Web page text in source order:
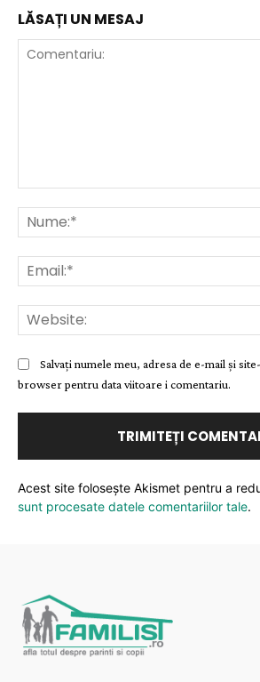
LĂSAȚI UN MESAJ
Salvați numele meu, adresa de e-mail și
browser pentru data viitoare i comentariu.
Acest site folosește Akismet pentru a
sunt procesate datele comentariilor tale.